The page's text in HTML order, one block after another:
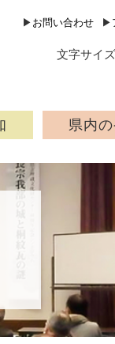
財団法人 高知県
▶ お問い合わせ ▶
文字サイズ
県内